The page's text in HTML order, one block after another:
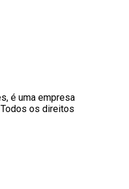
é uma empresa
os direitos